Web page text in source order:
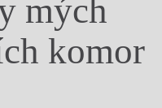
mých
komor